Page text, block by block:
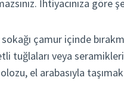
İhtiyacınıza
çamur içinde
tuğlaları veya
el arabasıyla